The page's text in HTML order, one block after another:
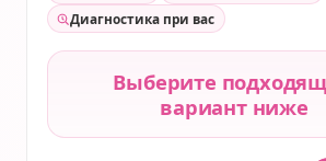
Диагностика при вас
Выберите
вариант ниже